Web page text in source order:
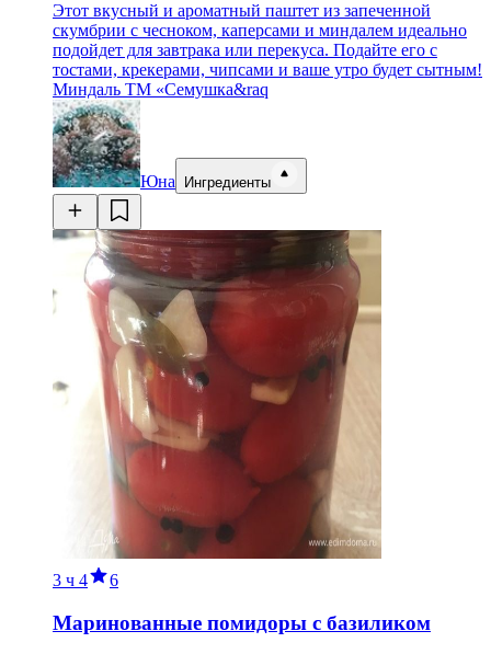
Этот вкусный и ароматный паштет из запеченной
скумбрии с чесноком, каперсами и миндалем идеально
подойдет для завтрака или перекуса. Подайте его с
тостами, крекерами, чипсами и ваше утро будет сытным!
Миндаль ТМ «Семушка&raq
Юна Ингредиенты
3 ч 4 6
Маринованные помидоры с базиликом